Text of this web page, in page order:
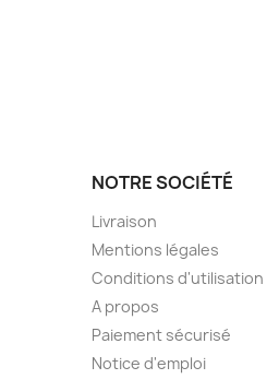
NOTRE SOCIÉTÉ
Livraison
Mentions légales
Conditions d'utilisation
A propos
Paiement sécurisé
Notice d'emploi